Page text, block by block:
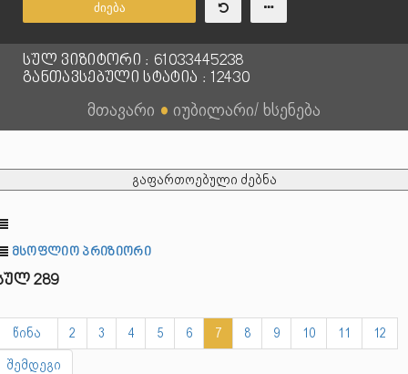
ძიება
სულ ვიზიტორი : 61033445238
განთავსებული სტატია : 12430
მთავარი ● იუბილარი/ ხსენება
გაფართოებული ძებნა
მსოფლიო პრიზიორი
289
წინა 2 3 4 5 6 7 8 9 10 11
12
შემდეგი